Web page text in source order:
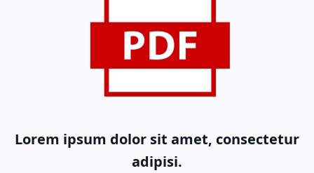
Lorem ipsum dolor sit amet, consectetur
adipisi.